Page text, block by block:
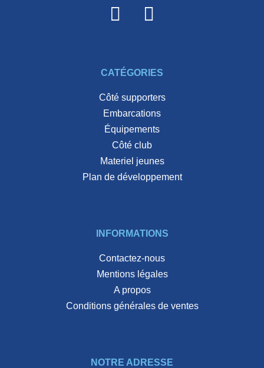
CATÉGORIES
côté supporters
embarcations
équipements
côté club
materiel jeunes
plan de développement
INFORMATIONS
Contactez-nous
Mentions légales
A propos
Conditions générales de ventes
NOTRE ADRESSE